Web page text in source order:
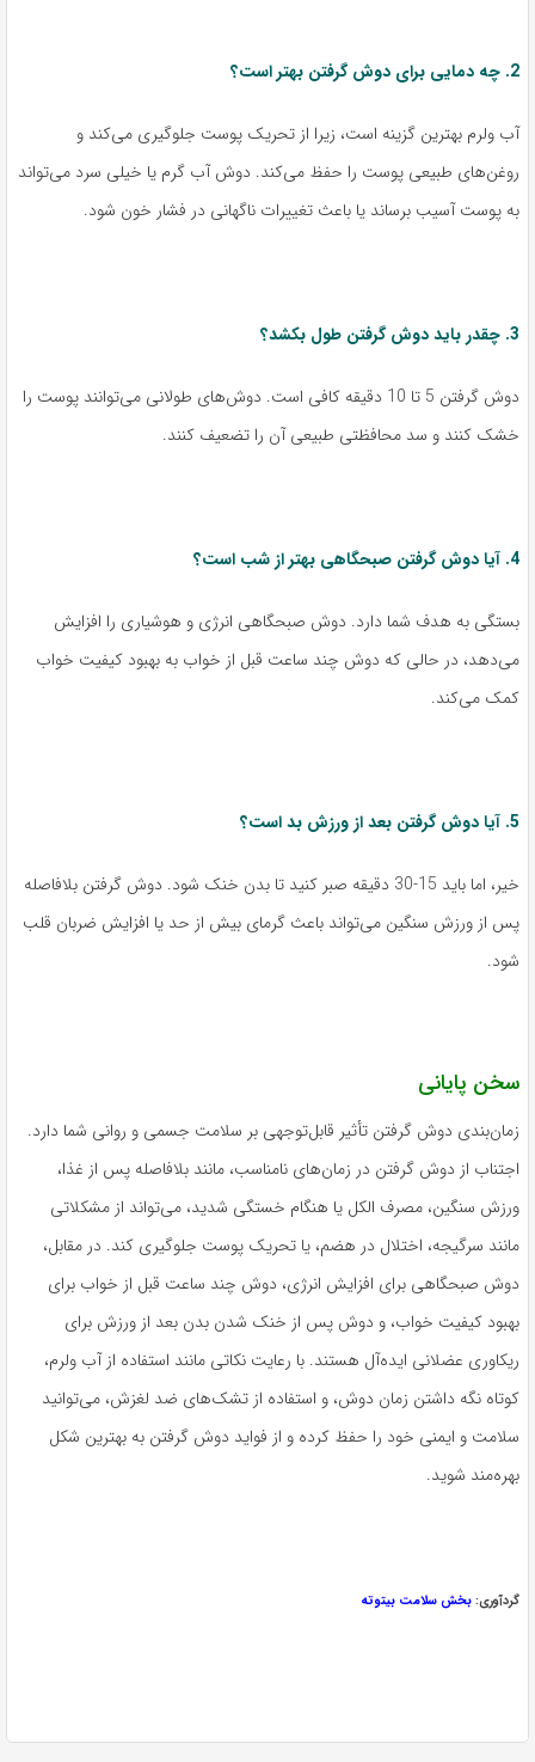
2. چه دمایی برای دوش گرفتن بهتر است؟
آب ولرم بهترین گزینه است، زیرا از تحریک پوست جلوگیری می‌کند و
روغن‌های طبیعی پوست را حفظ می‌کند. دوش آب گرم یا خیلی سرد می‌تواند
به پوست آسیب برساند یا باعث تغییرات ناگهانی در فشار خون شود.
3. چقدر باید دوش گرفتن طول بکشد؟
دوش گرفتن 5 تا 10 دقیقه کافی است. دوش‌های طولانی می‌توانند پوست را
خشک کنند و سد محافظتی طبیعی آن را تضعیف کنند.
4. آیا دوش گرفتن صبحگاهی بهتر از شب است؟
بستگی به هدف شما دارد. دوش صبحگاهی انرژی و هوشیاری را افزایش
می‌دهد، در حالی که دوش چند ساعت قبل از خواب به بهبود کیفیت خواب
کمک می‌کند.
5. آیا دوش گرفتن بعد از ورزش بد است؟
خیر، اما باید 15-30 دقیقه صبر کنید تا بدن خنک شود. دوش گرفتن بلافاصله
پس از ورزش سنگین می‌تواند باعث گرمای بیش از حد یا افزایش ضربان قلب
شود.
سخن پایانی
زمان‌بندی دوش گرفتن تأثیر قابل‌توجهی بر سلامت جسمی و روانی شما دارد.
اجتناب از دوش گرفتن در زمان‌های نامناسب، مانند بلافاصله پس از غذا،
ورزش سنگین، مصرف الکل یا هنگام خستگی شدید، می‌تواند از مشکلاتی
مانند سرگیجه، اختلال در هضم، یا تحریک پوست جلوگیری کند. در مقابل،
دوش صبحگاهی برای افزایش انرژی، دوش چند ساعت قبل از خواب برای
بهبود کیفیت خواب، و دوش پس از خنک شدن بدن بعد از ورزش برای
ریکاوری عضلانی ایده‌آل هستند. با رعایت نکاتی مانند استفاده از آب ولرم،
کوتاه نگه داشتن زمان دوش، و استفاده از تشک‌های ضد لغزش، می‌توانید
سلامت و ایمنی خود را حفظ کرده و از فواید دوش گرفتن به بهترین شکل
بهره‌مند شوید.
گردآوری:بخش سلامت بیتوته